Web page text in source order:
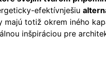
efektívnješiu
majú totiž okrem iného
inšpiráciou pre